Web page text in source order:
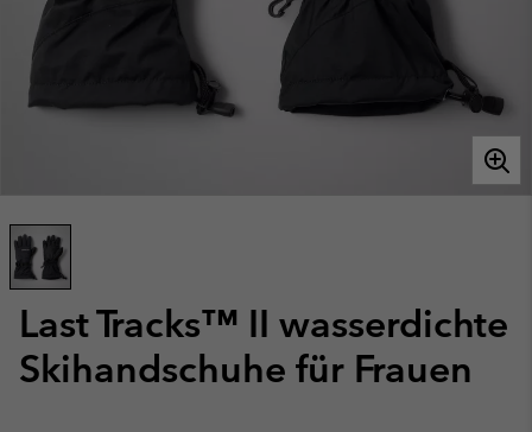
Last Tracks™ II wasserdichte
Skihandschuhe für Frauen